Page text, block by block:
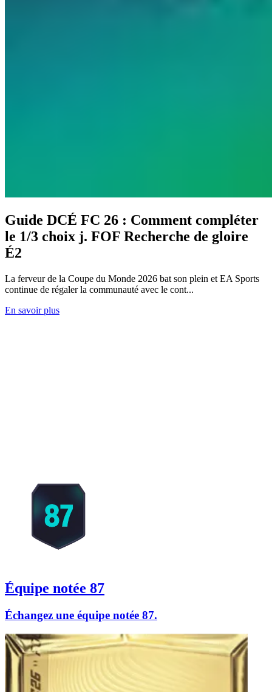
Guide DCÉ FC 26 : Comment compléter
le 1/3 choix j. FOF Recherche de gloire
É2
La ferveur de la Coupe du Monde 2026 bat son plein et EA Sports
continue de régaler la communauté avec le cont...
En savoir plus
Équipe notée 87
Échangez une équipe notée 87.